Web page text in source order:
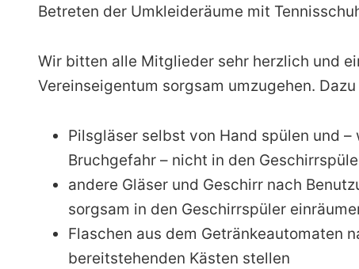
Betreten der Umkleideräume mit
Wir bitten alle Mitglieder sehr herzlich und
Vereinseigentum sorgsam umzugehen.
Pilsgläser selbst von Hand spülen und –
Bruchgefahr – nicht in den
andere Gläser und Geschirr nach
sorgsam in den Geschirrspüler
Flaschen aus dem Getränkeautomaten
bereitstehenden Kästen stellen